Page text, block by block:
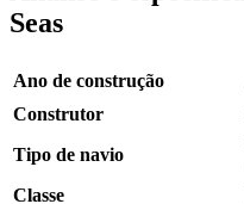
Seas
Ano de construção
Construtor
Tipo de navio
Classe